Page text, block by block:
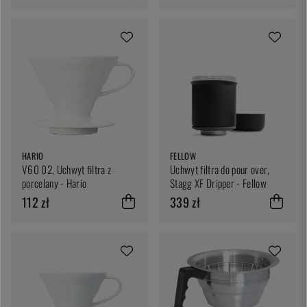
HARIO
V60 02, Uchwyt filtra z
porcelany - Hario
112 zł
FELLOW
Uchwyt filtra do pour over,
Stagg XF Dripper - Fellow
339 zł